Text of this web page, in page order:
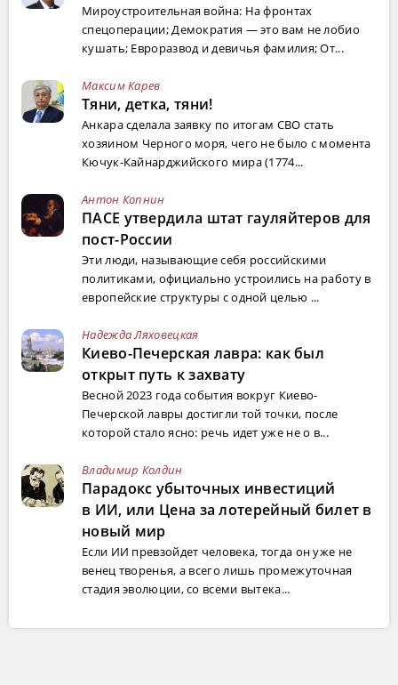
Мироустроительная война: На фронтах
спецоперации; Демократия — это вам не лобио
кушать; Евроразвод и девичья фамилия; От...
Максим Карев
Тяни, детка, тяни!
Анкара сделала заявку по итогам СВО стать
хозяином Черного моря, чего не было с момента
Кючук-Кайнарджийского мира (1774...
Антон Копнин
ПАСЕ утвердила штат гауляйтеров для
пост-России
Эти люди, называющие себя российскими
политиками, официально устроились на работу в
европейские структуры с одной целью ...
Надежда Ляховецкая
Киево-Печерская лавра: как был
открыт путь к захвату
Весной 2023 года события вокруг Киево-
Печерской лавры достигли той точки, после
которой стало ясно: речь идет уже не о в...
Владимир Колдин
Парадокс убыточных инвестиций
в ИИ, или Цена за лотерейный билет в
новый мир
Если ИИ превзойдет человека, тогда он уже не
венец творенья, а всего лишь промежуточная
стадия эволюции, со всеми вытека...